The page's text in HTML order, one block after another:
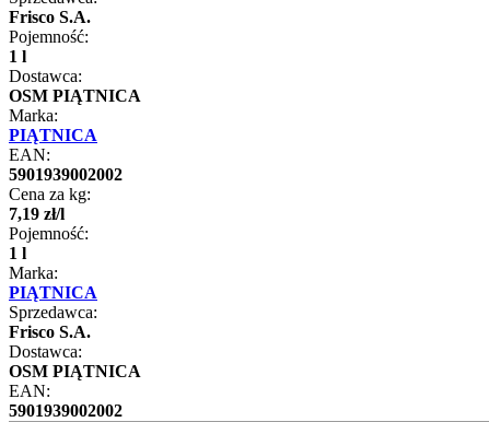
Frisco S.A.
Pojemność:
1 l
Dostawca:
OSM PIĄTNICA
Marka:
PIĄTNICA
EAN:
5901939002002
Cena za kg:
7,19 zł/l
Pojemność:
1 l
Marka:
PIĄTNICA
Sprzedawca:
Frisco S.A.
Dostawca:
OSM PIĄTNICA
EAN:
5901939002002